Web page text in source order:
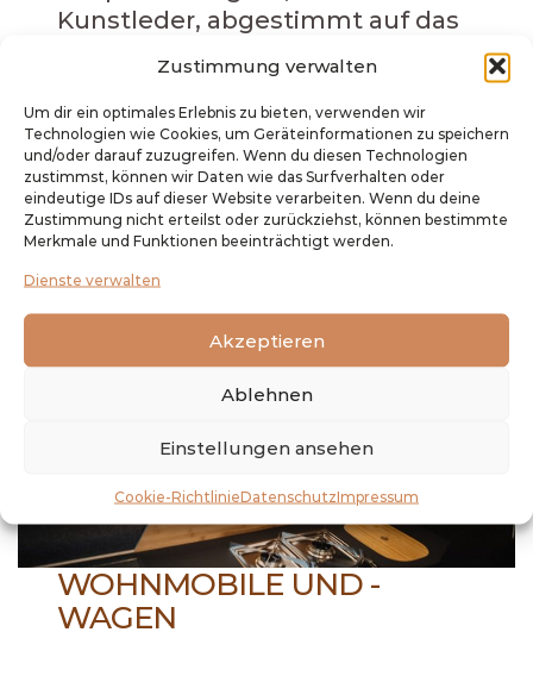
Zustimmung verwalten
Um dir ein optimales Erlebnis zu bieten, verwenden wir
Technologien wie Cookies, um Geräteinformationen zu speichern
und/oder darauf zuzugreifen. Wenn du diesen Technologien
zustimmst, können wir Daten wie das Surfverhalten oder
eindeutige IDs auf dieser Website verarbeiten. Wenn du deine
Zustimmung nicht erteilst oder zurückziehst, können bestimmte
Merkmale und Funktionen beeinträchtigt werden.
Dienste verwalten
Akzeptieren
Ablehnen
Einstellungen ansehen
Cookie-RichtlinieDatenschutzImpressum
Kunstleder, abgestimmt auf das
und auf Ihre persönlichen
Vorlieben.
Referenzen Motorradsitzbänke
WOHNMOBILE UND -
WAGEN